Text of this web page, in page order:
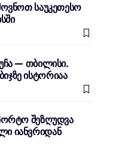
საუკეთესო
— თბილისი,
ისტორიაა
შეზღუდვა
იანვრიდან